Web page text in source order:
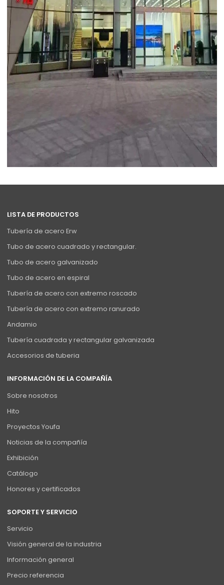
LISTA DE PRODUCTOS
Tubería de acero Erw
Tubo de acero cuadrado y rectangular.
Tubo de acero galvanizado
Tubo de acero en espiral
Tubería de acero con extremo roscado
Tubería de acero con extremo ranurado
Andamio
Tubería cuadrada y rectangular galvanizada
Accesorios de tuberia
INFORMACIÓN DE LA COMPAÑÍA
Sobre nosotros
Hito
Proyectos Youfa
Noticias de la compañía
Exhibición
Catálogo
Honores y certificados
SOPORTE Y SERVICIO
Servicio
Visión general de la industria
Información general
Precio referencia